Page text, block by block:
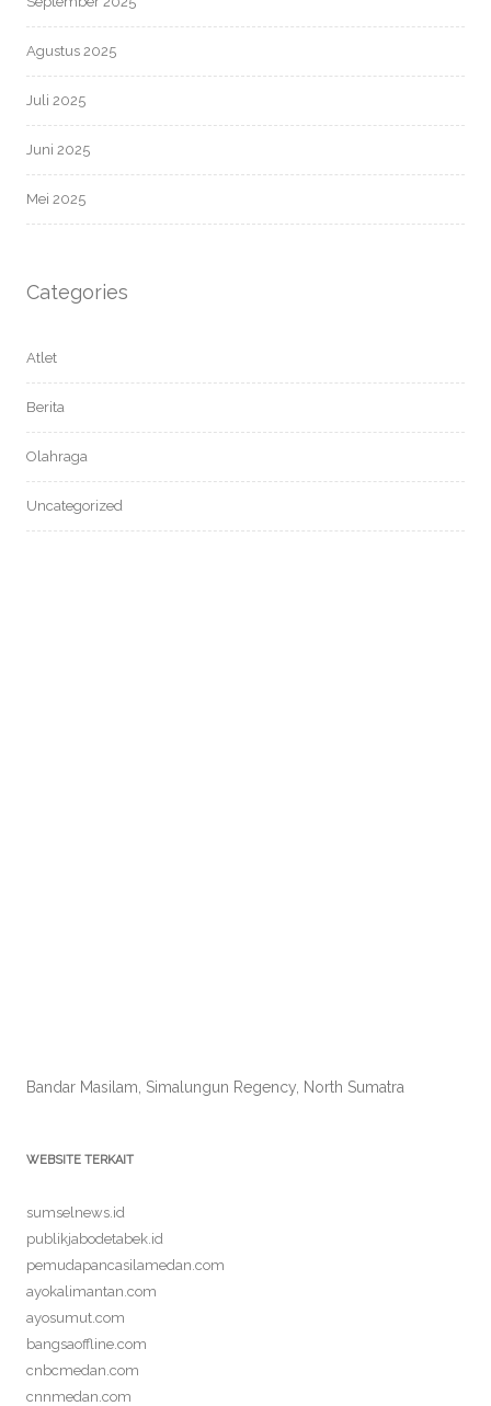
Agustus 2025
Juli 2025
Juni 2025
Mei 2025
Categories
Atlet
Berita
Olahraga
Uncategorized
Bandar Masilam, Simalungun Regency, North Sumatra
WEBSITE TERKAIT
sumselnews.id
publikjabodetabek.id
pemudapancasilamedan.com
ayokalimantan.com
ayosumut.com
bangsaoffline.com
cnbcmedan.com
cnnmedan.com